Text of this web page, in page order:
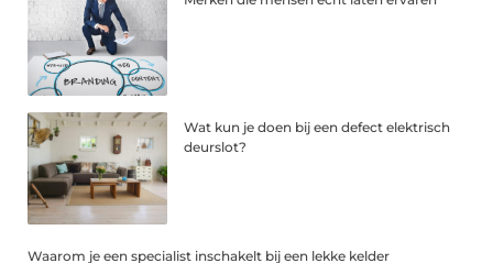
Wat kun je doen bij een defect elektrisch
deurslot?
Waarom je een specialist inschakelt bij een lekke kelder